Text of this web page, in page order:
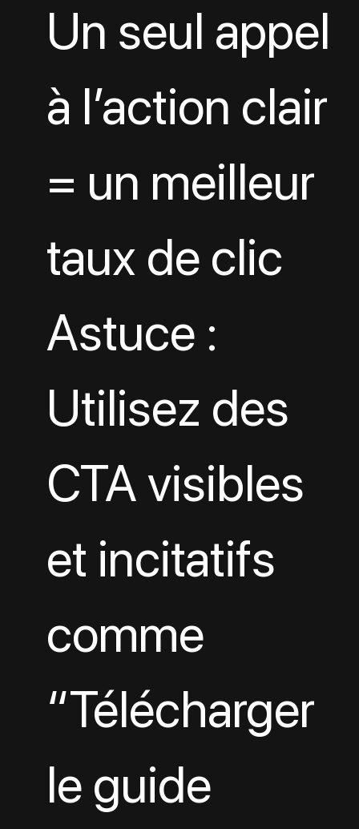
Un seul appel
à l’action clair
= un meilleur
taux de clic
Astuce :
Utilisez des
CTA visibles
et incitatifs
comme
“Télécharger
le guide